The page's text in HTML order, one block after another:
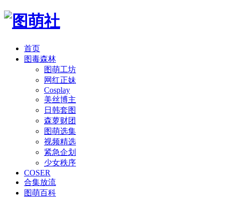
首页
图毒森林
图萌工坊
网红正妹
Cosplay
美丝博主
日韩套图
森萝财团
图萌选集
视频精选
紧急企划
少女秩序
COSER
合集放流
图萌百科